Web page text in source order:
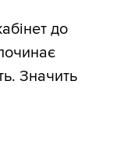
до
Значить